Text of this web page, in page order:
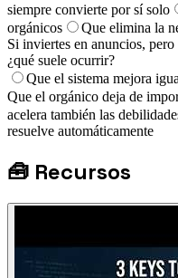
siempre convierte por sí solo
orgánicos
Que elimina la
Si inviertes en anuncios,
¿qué suele ocurrir?
Que el sistema mejora
Que el orgánico deja de
acelera también las
resuelve automáticamente
🧰 Recursos